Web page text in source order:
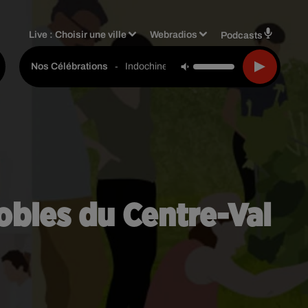
Live :Choisir une ville Webradios Podcasts
Nos Célébrations - Indochine
du Centre-Val